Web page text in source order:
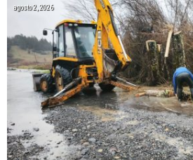
agosto 2, 2026